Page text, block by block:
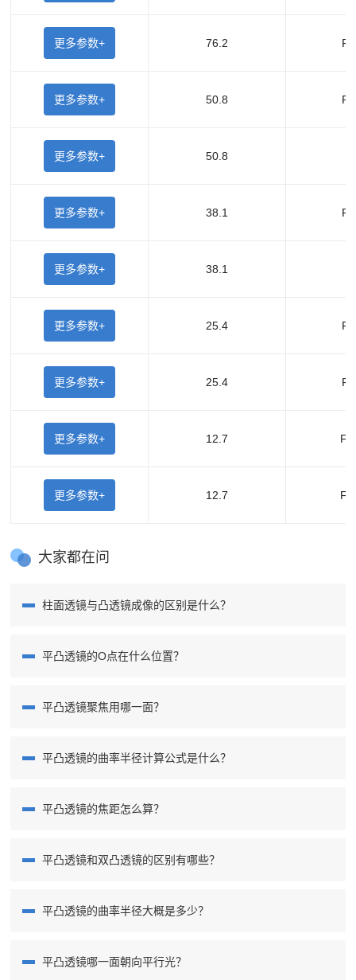
更多参数+ 76.2
更多参数+ 50.8
更多参数+ 50.8
更多参数+ 38.1
更多参数+ 38.1
更多参数+ 25.4
更多参数+ 25.4
更多参数+ 12.7
更多参数+ 12.7
大家都在问
柱面透镜与凸透镜成像的区别是什么？
平凸透镜的O点在什么位置？
平凸透镜聚焦用哪一面？
平凸透镜的曲率半径计算公式是什么？
平凸透镜的焦距怎么算？
平凸透镜和双凸透镜的区别有哪些？
平凸透镜的曲率半径大概是多少？
平凸透镜哪一面朝向平行光？